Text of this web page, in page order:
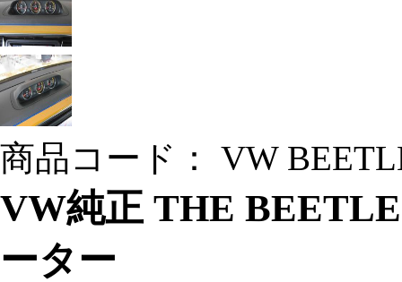
商品コード： VW
VW純正 THE
ーター